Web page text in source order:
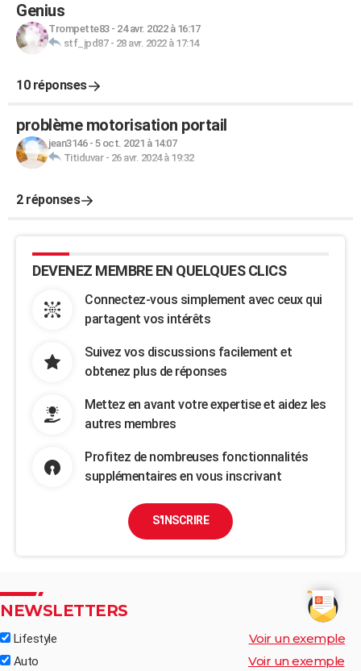
Genius
Trompette83- 24 avr. 2022 à 16:17
stf_jpd87- 28 avr. 2022 à 17:14
10 réponses
problème motorisation portail
jean3146- 5 oct. 2021 à 14:07
Titiduvar- 26 avr. 2024 à 19:32
2 réponses
DEVENEZ MEMBRE EN QUELQUES CLICS
Connectez-vous simplement avec ceux qui
partagent vos intérêts
Suivez vos discussions facilement et
obtenez plus de réponses
Mettez en avant votre expertise et aidez les
autres membres
Profitez de nombreuses fonctionnalités
supplémentaires en vous inscrivant
S'INSCRIRE
NEWSLETTERS
Lifestyle Voir un exemple
Auto Voir un exemple